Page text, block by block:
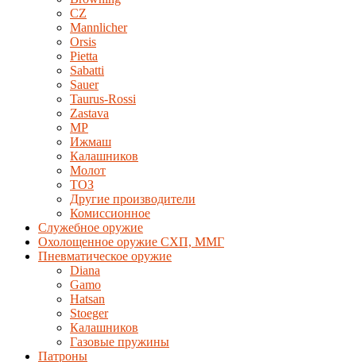
CZ
Mannlicher
Orsis
Pietta
Sabatti
Sauer
Taurus-Rossi
Zastava
MP
Ижмаш
Калашников
Молот
ТОЗ
Другие производители
Комиссионное
Служебное оружие
Охолощенное оружие СХП, ММГ
Пневматическое оружие
Diana
Gamo
Hatsan
Stoeger
Калашников
Газовые пружины
Патроны